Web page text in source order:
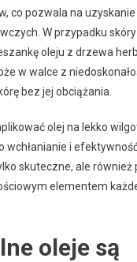
co pozwala na uzyskanie
W przypadku
oleju z drzewa
w walce z
bez jej obciążania.
olej na lekko
i efektywność
skuteczne, ale również
elementem
oleje są